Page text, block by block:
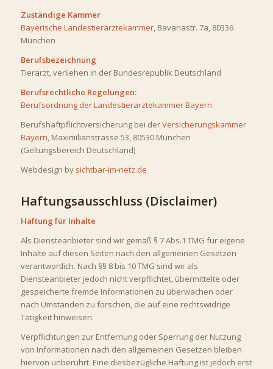
Zuständige Kammer
Bayerische Landestierärztekammer, Bavariastr. 7a, 80336
München
Berufsbezeichnung
Tierarzt, verliehen in der Bundesrepublik Deutschland
Berufsrechtliche Regelungen:
Berufsordnung der Landestierärztekammer Bayern
Berufshaftpflichtversicherung bei derVersicherungskammer
Bayern, Maximilianstrasse 53, 80530 München
(Geltungsbereich Deutschland)
Webdesign by sichtbar-im-netz.de
Haftungsausschluss (Disclaimer)
Haftung für Inhalte
Als Diensteanbieter sind wir gemäß § 7 Abs.1 TMG für eigene
Inhalte auf diesen Seiten nach den allgemeinen Gesetzen
verantwortlich. Nach §§ 8 bis 10 TMG sind wir als
Diensteanbieter jedoch nicht verpflichtet, übermittelte oder
gespeicherte fremde Informationen zu überwachen oder
nach Umständen zu forschen, die auf eine rechtswidrige
Tätigkeit hinweisen.
Verpflichtungen zur Entfernung oder Sperrung der Nutzung
von Informationen nach den allgemeinen Gesetzen bleiben
hiervon unberührt. Eine diesbezügliche Haftung ist jedoch erst